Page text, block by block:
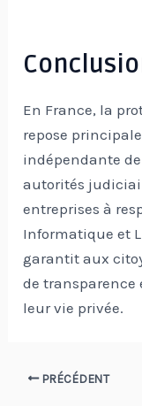
En France, la
repose
indépendante
autorités
entreprises à
Informatique et
garantit aux
de transparence
leur vie privée.
Navigation
PRÉCÉDENT